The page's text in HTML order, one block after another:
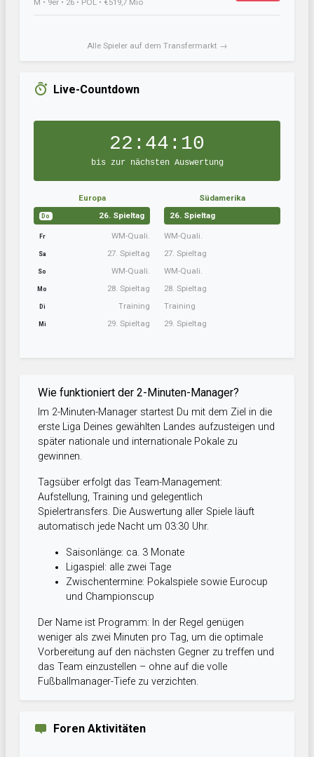
M • 9er • 26 • POL • €519,7 Mio
Alle Spieler auf dem Transfermarkt →
Live-Countdown
22:44:09
bis zur nächsten Auswertung
Europa
Do 26. Spieltag
Fr WM-Quali.
Sa 27. Spieltag
So WM-Quali.
Mo 28. Spieltag
Di Training
Mi 29. Spieltag
Südamerika
26. Spieltag
WM-Quali.
27. Spieltag
WM-Quali.
28. Spieltag
Training
29. Spieltag
Wie funktioniert der 2-Minuten-Manager?
Im 2-Minuten-Manager startest Du mit dem Ziel in die
erste Liga Deines gewählten Landes aufzusteigen und
später nationale und internationale Pokale zu
gewinnen.
Tagsüber erfolgt das Team-Management:
Aufstellung, Training und gelegentlich
Spielertransfers. Die Auswertung aller Spiele läuft
automatisch jede Nacht um 03:30 Uhr.
Saisonlänge: ca. 3 Monate
Ligaspiel: alle zwei Tage
Zwischentermine: Pokalspiele sowie Eurocup
und Championscup
Der Name ist Programm: In der Regel genügen
weniger als zwei Minuten pro Tag, um die optimale
Vorbereitung auf den nächsten Gegner zu treffen und
das Team einzustellen – ohne auf die volle
Fußballmanager-Tiefe zu verzichten.
Foren Aktivitäten